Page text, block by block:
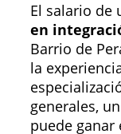
El salario de
en
Barrio de
la
generales,
puede ganar